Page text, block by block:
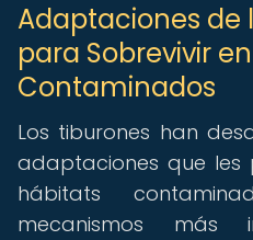
Adaptaciones de
para Sobrevivir
Contaminados
Los tiburones han
adaptaciones que les
hábitats
mecanismos más